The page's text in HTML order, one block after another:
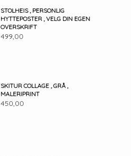
STOLHEIS , PERSONLIG
HYTTEPOSTER , VELG DIN EGEN
OVERSKRIFT
499,00
SKITUR COLLAGE , GRÅ ,
MALERIPRINT
450,00